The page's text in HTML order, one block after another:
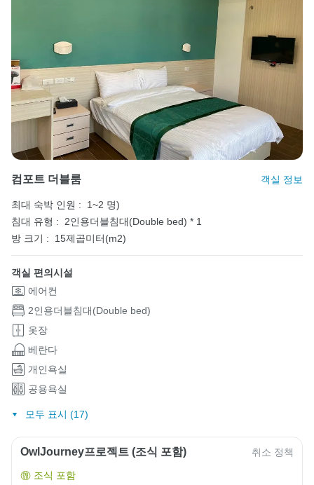
컴포트 더블룸 객실 정보
최대 숙박 인원 :
1~2 명)
침대 유형 :
2인용더블침대(Double bed) * 1
방 크기 :
15제곱미터(m2)
객실 편의시설
에어컨
2인용더블침대(Double bed)
옷장
베란다
개인욕실
공용욕실
모두 표시 (17)
OwlJourney프로젝트 (조식 포함) 취소 정책
조식 포함